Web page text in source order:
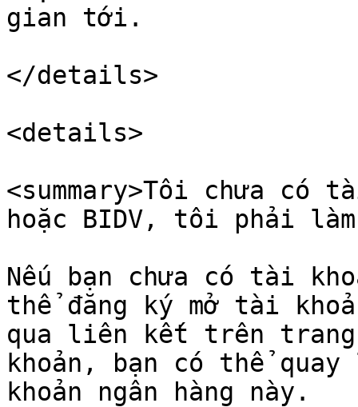
gian tới.
</details>
<details>
<summary>Tôi chưa có
hoặc BIDV, tôi phải làm
Nếu bạn chưa có tài
thể đăng ký mở tài
qua liên kết trên trang
khoản, bạn có thể
khoản ngân hàng này.